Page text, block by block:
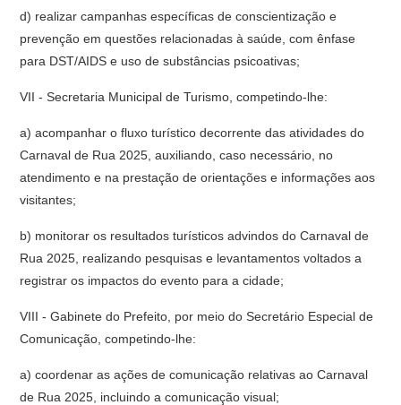
d) realizar campanhas específicas de conscientização e
prevenção em questões relacionadas à saúde, com ênfase
para DST/AIDS e uso de substâncias psicoativas;
VII - Secretaria Municipal de Turismo, competindo-lhe:
a) acompanhar o fluxo turístico decorrente das atividades do
Carnaval de Rua 2025, auxiliando, caso necessário, no
atendimento e na prestação de orientações e informações aos
visitantes;
b) monitorar os resultados turísticos advindos do Carnaval de
Rua 2025, realizando pesquisas e levantamentos voltados a
registrar os impactos do evento para a cidade;
VIII - Gabinete do Prefeito, por meio do Secretário Especial de
Comunicação, competindo-lhe:
a) coordenar as ações de comunicação relativas ao Carnaval
de Rua 2025, incluindo a comunicação visual;